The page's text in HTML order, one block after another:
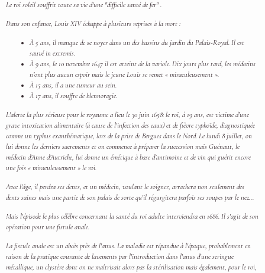
Le roi soleil souffrit toute sa vie d'une "difficile santé de fer" .
Dans son enfance, Louis XIV échappe à plusieurs reprises à la mort :
À 5 ans, il manque de se noyer dans un des bassins du jardin du Palais-Royal. Il est
sauvé in extremis.
À 9 ans, le 10 novembre 1647 il est atteint de la variole. Dix jours plus tard, les médecins
n’ont plus aucun espoir mais le jeune Louis se remet « miraculeusement ».
À 15 ans, il a une tumeur au sein.
À 17 ans, il souffre de blennoragie.
L'alerte la plus sérieuse pour le royaume a lieu le 30 juin 1658: le roi, à 19 ans, est victime d’une
grave intoxication alimentaire (à cause de l'infection des eaux) et de fièvre typhoïde, diagnostiquée
comme un typhus exanthématique, lors de la prise de Bergues dans le Nord. Le lundi 8 juillet, on
lui donne les derniers sacrements et on commence à préparer la succession mais Guénaut, le
médecin d’Anne d’Autriche, lui donne un émétique à base d’antimoine et de vin qui guérit encore
une fois « miraculeusement » le roi.
Avec l'âge, il perdra ses dents, et un médecin, voulant le soigner, arrachera non seulement des
dents saines mais une partie de son palais de sorte qu'il régurgitera parfois ses soupes par le nez...
Mais l'épisode le plus célèbre concernant la santé du roi adulte interviendra en 1686. Il s'agit de son
opération pour une fistule anale.
La fistule anale est un abcès près de l'anus. La maladie est répandue à l'époque, probablement en
raison de la pratique courante de lavements par l'introduction dans l'anus d'une seringue
métallique, un clystère dont on ne maîtrisait alors pas la stérilisation mais également, pour le roi,